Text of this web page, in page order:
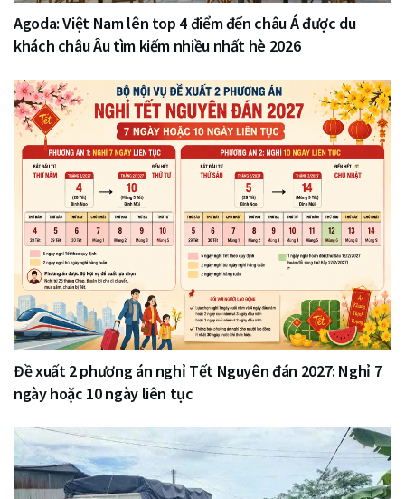
Agoda: Việt Nam lên top 4 điểm đến châu Á được du
khách châu Âu tìm kiếm nhiều nhất hè 2026
Đề xuất 2 phương án nghỉ Tết Nguyên đán 2027: Nghỉ 7
ngày hoặc 10 ngày liên tục